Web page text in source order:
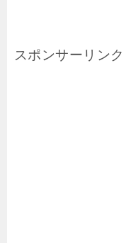
スポンサーリンク